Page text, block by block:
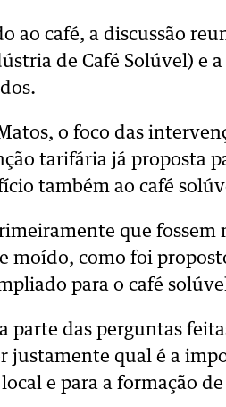
ao café, a discussão
de Café Solúvel) e
o foco das
tarifária já proposta
também ao café
que fossem
moído, como foi
para o café
parte das perguntas
justamente qual é a
e para a formação